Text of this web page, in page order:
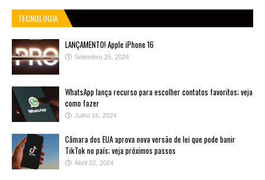
TECNOLOGIA
LANÇAMENTO! Apple iPhone 16
Setembro 25, 2024
WhatsApp lança recurso para escolher contatos favoritos; veja
como fazer
Julho 16, 2024
Câmara dos EUA aprova nova versão de lei que pode banir
TikTok no país; veja próximos passos
Abril 22, 2024